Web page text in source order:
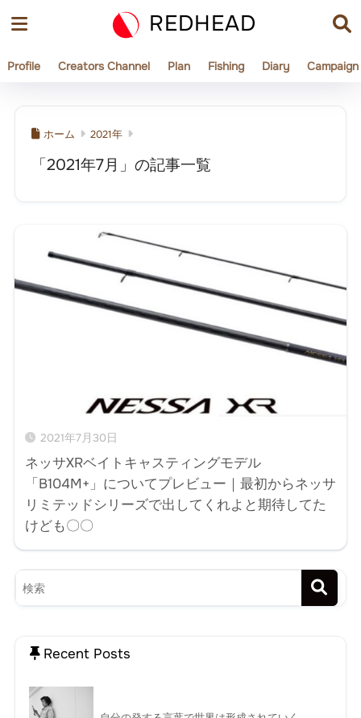
REDHEAD
Profile Creators Channel Plan Fishing Diary Campaign
ホーム 2021年
「2021年7月」の記事一覧
2021年7月30日
ネッサXRベイトキャスティングモデル
「B104M+」についてプレビュー｜最初からネッサ
リミテッドシリーズで出してくれよと期待してた
けども〇〇
Recent Posts